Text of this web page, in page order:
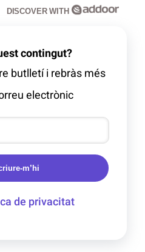
DISCOVER WITH
contingut?
butlletí i rebràs més
electrònic
m’hi
de privacitat